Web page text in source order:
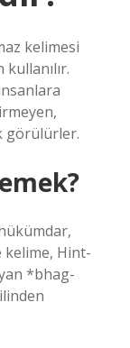
kelimesi
görülürler.
kelime, Hint-
*bhag-